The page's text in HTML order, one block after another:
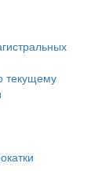
текущему